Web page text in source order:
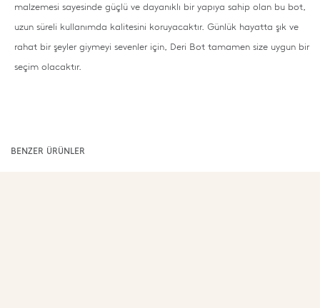
malzemesi sayesinde güçlü ve dayanıklı bir yapıya sahip olan bu bot,
uzun süreli kullanımda kalitesini koruyacaktır. Günlük hayatta şık ve
rahat bir şeyler giymeyi sevenler için, Deri Bot tamamen size uygun bir
seçim olacaktır.
BENZER ÜRÜNLER